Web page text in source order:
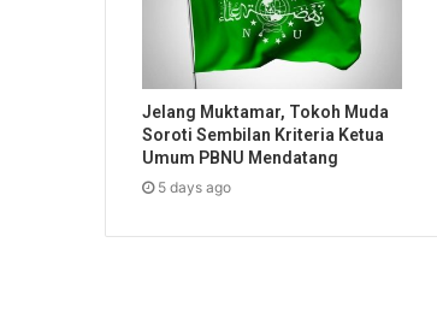
Jelang Muktamar, Tokoh Muda
Soroti Sembilan Kriteria Ketua
Umum PBNU Mendatang
5 days ago